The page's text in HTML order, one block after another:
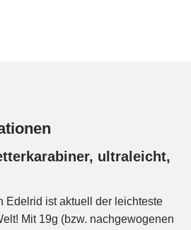
ultraleicht,
Edelrid ist aktuell der leichteste
Mit 19g (bzw. nachgewogenen